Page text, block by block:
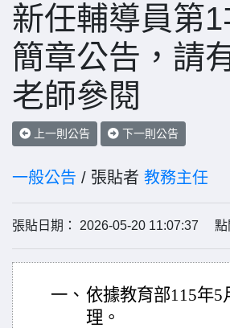
新任輔導員第
簡章公告，請
老師參閱
上一則公告 下一則公告
一般公告 / 張貼者 教務主任
張貼日期： 2026-05-20 11:07:37 點
一、 依據教育部115年5
理。